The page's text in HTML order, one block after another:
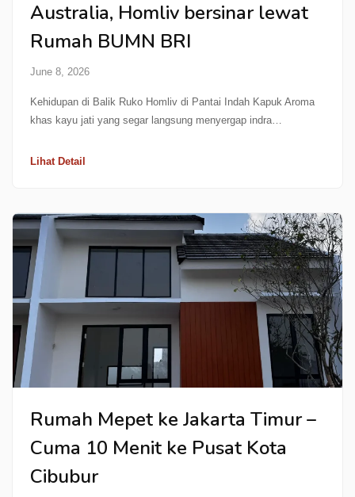
Australia, Homliv bersinar lewat
Rumah BUMN BRI
June 8, 2026
Kehidupan di Balik Ruko Homliv di Pantai Indah Kapuk Aroma
khas kayu jati yang segar langsung menyergap indra…
Lihat Detail
Rumah Mepet ke Jakarta Timur –
Cuma 10 Menit ke Pusat Kota
Cibubur